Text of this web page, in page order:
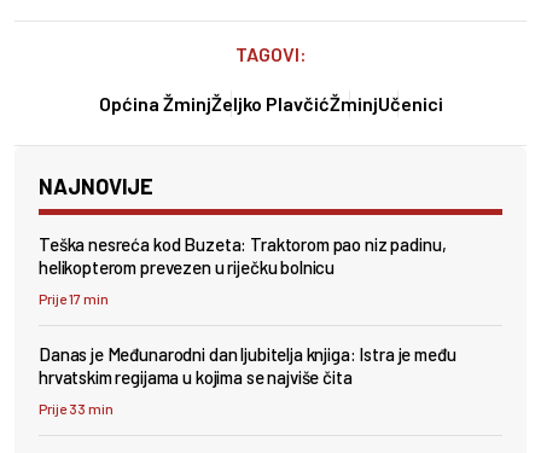
TAGOVI:
Općina ŽminjŽeljko PlavčićŽminjUčenici
NAJNOVIJE
Teška nesreća kod Buzeta: Traktorom pao niz padinu,
helikopterom prevezen u riječku bolnicu
Prije 17 min
Danas je Međunarodni dan ljubitelja knjiga: Istra je među
hrvatskim regijama u kojima se najviše čita
Prije 33 min